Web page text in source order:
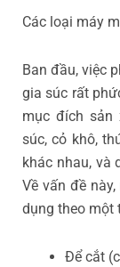
Các loại máy
Ban đầu, việc
gia súc rất
mục đích sản
súc, cỏ khô,
khác nhau, và
Về vấn đề
dụng theo một
Để cắt